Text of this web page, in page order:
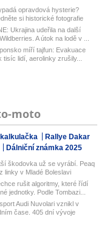
opravdová hysterie?
si historické fotografie
Ukrajina udeřila na další
A útok na lodě v ...
míří tajfun: Evakuace
tisíc lidí, aerolinky zrušily...
moto
Rallye Dakar
Dálniční známka 2025
škodovka už se vyrábí. Peaq
linky v Mladé Boleslavi
rušit algoritmy, které řídí
jednotky. Podle Tombazi...
Audi Nuvolari vznikl v
čase. 405 dní vývoje